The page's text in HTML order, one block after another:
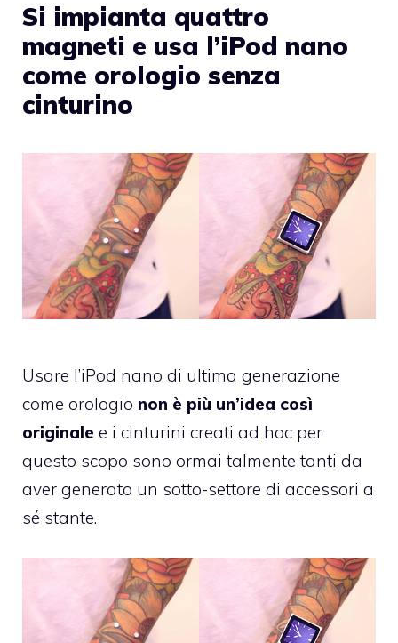
Si impianta quattro
magneti e usa l’iPod nano
come orologio senza
cinturino
Usare l’iPod nano di ultima generazione
come orologio non è più un’idea così
originale e i cinturini creati ad hoc per
questo scopo sono ormai talmente tanti da
aver generato un sotto-settore di accessori a
sé stante.